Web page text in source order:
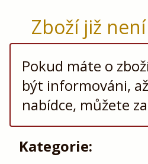
Zboží již
Pokud máte o
být informováni,
nabídce, můžete
Kategorie: